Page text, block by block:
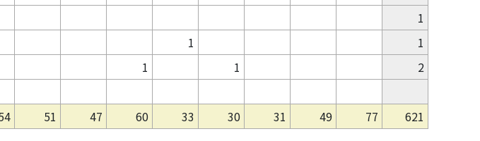
1
1
1
1 1
2
51 47 60 33 30 31 49 77 621